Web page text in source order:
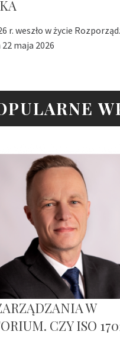
r. weszło w życie
maja 2026
W
CZY ISO